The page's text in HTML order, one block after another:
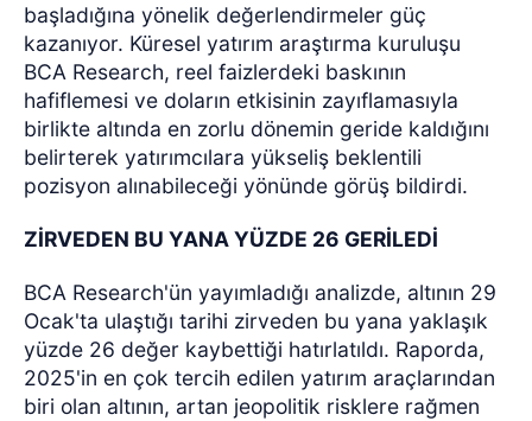
başladığına yönelik değerlendirmeler güç
kazanıyor. Küresel yatırım araştırma kuruluşu
BCA Research, reel faizlerdeki baskının
hafiflemesi ve doların etkisinin zayıflamasıyla
birlikte altında en zorlu dönemin geride kaldığını
belirterek yatırımcılara yükseliş beklentili
pozisyon alınabileceği yönünde görüş bildirdi.
ZİRVEDEN BU YANA YÜZDE 26 GERİLEDİ
BCA Research'ün yayımladığı analizde, altının 29
Ocak'ta ulaştığı tarihi zirveden bu yana yaklaşık
yüzde 26 değer kaybettiği hatırlatıldı. Raporda,
2025'in en çok tercih edilen yatırım araçlarından
biri olan altının, artan jeopolitik risklere rağmen